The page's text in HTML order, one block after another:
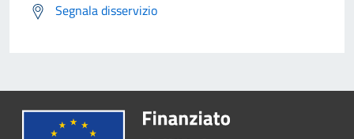
Segnala disservizio